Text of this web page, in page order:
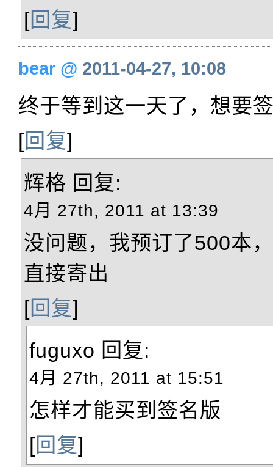
[回复]
bear @ 2011-04-27, 10:08
终于等到这一天了，想要
[回复]
辉格 回复:
4月 27th, 2011 at 13:39
没问题，我预订了500本
直接寄出
[回复]
fuguxo 回复:
4月 27th, 2011 at 15:51
怎样才能买到签名版
[回复]